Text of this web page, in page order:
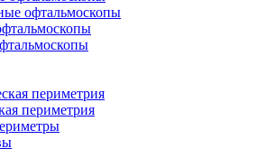
офтальмоскопы
периметрия
периметрия